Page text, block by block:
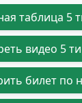
таблица 5
видео 5
билет по